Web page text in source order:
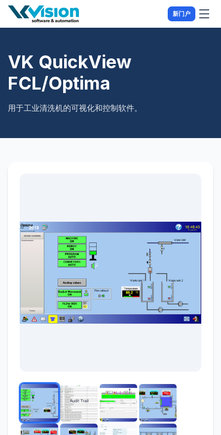
新门户
VK QuickView
FCL/Optima
用于工业清洗机的可视化和控制软件。